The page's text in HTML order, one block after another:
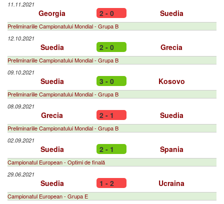
11.11.2021
Georgia 2 - 0 Suedia
Preliminariile Campionatului Mondial - Grupa B
12.10.2021
Suedia 2 - 0 Grecia
Preliminariile Campionatului Mondial - Grupa B
09.10.2021
Suedia 3 - 0 Kosovo
Preliminariile Campionatului Mondial - Grupa B
08.09.2021
Grecia 2 - 1 Suedia
Preliminariile Campionatului Mondial - Grupa B
02.09.2021
Suedia 2 - 1 Spania
Campionatul European - Optimi de finală
29.06.2021
Suedia 1 - 2 Ucraina
Campionatul European - Grupa E